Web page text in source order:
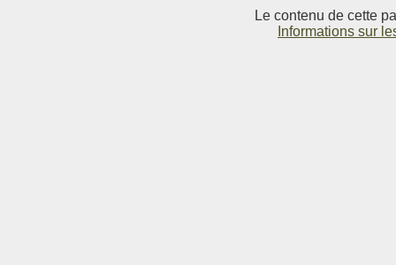
Le contenu de cette
Informations sur